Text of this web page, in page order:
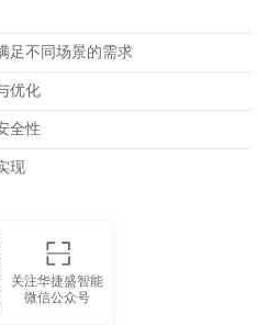
足不同场景的需求
优化
全性
现
关注华捷盛智能
微信公众号